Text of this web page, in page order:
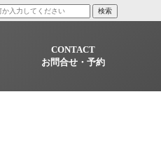
CONTACT
お問合せ・予約